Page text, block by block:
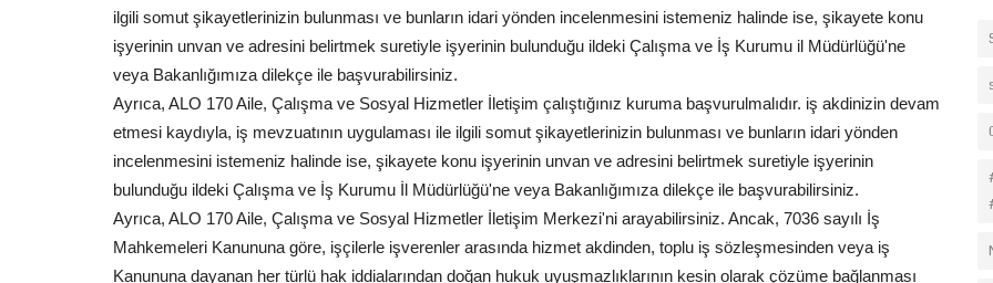
ilgili somut şikayetlerinizin bulunması ve bunların idari yönden incelenmesini istemeniz halinde ise, şikayete konu
işyerinin unvan ve adresini belirtmek suretiyle işyerinin bulunduğu ildeki Çalışma ve İş Kurumu il Müdürlüğü'ne
veya Bakanlığımıza dilekçe ile başvurabilirsiniz.
Ayrıca, ALO 170 Aile, Çalışma ve Sosyal Hizmetler İletişim çalıştığınız kuruma başvurulmalıdır. iş akdinizin devam
etmesi kaydıyla, iş mevzuatının uygulaması ile ilgili somut şikayetlerinizin bulunması ve bunların idari yönden
incelenmesini istemeniz halinde ise, şikayete konu işyerinin unvan ve adresini belirtmek suretiyle işyerinin
bulunduğu ildeki Çalışma ve İş Kurumu İl Müdürlüğü'ne veya Bakanlığımıza dilekçe ile başvurabilirsiniz.
Ayrıca, ALO 170 Aile, Çalışma ve Sosyal Hizmetler İletişim Merkezi'ni arayabilirsiniz. Ancak, 7036 sayılı İş
Mahkemeleri Kanununa göre, işçilerle işverenler arasında hizmet akdinden, toplu iş sözleşmesinden veya iş
Kanununa dayanan her türlü hak iddialarından doğan hukuk uyuşmazlıklarının kesin olarak çözüme bağlanması